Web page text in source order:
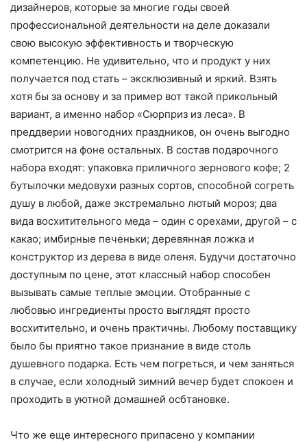
дизайнеров, которые за многие годы своей
профессиональной деятельности на деле доказали
свою высокую эффективность и творческую
компетенцию. Не удивительно, что и продукт у них
получается под стать – эксклюзивный и яркий. Взять
хотя бы за основу и за пример вот такой прикольный
вариант, а именно набор «Сюрприз из леса». В
преддверии новогодних праздников, он очень выгодно
смотрится на фоне остальных. В состав подарочного
набора входят: упаковка приличного зернового кофе; 2
бутылочки медовухи разных сортов, способной согреть
душу в любой, даже экстремально лютый мороз; два
вида восхитительного меда – один с орехами, другой – с
какао; имбирные печеньки; деревянная ложка и
конструктор из дерева в виде оленя. Будучи достаточно
доступным по цене, этот классный набор способен
вызывать самые теплые эмоции. Отобранные с
любовью ингредиенты просто выглядят просто
восхитительно, и очень практичны. Любому поставщику
было бы приятно такое признание в виде столь
душевного подарка. Есть чем погреться, и чем заняться
в случае, если холодный зимний вечер будет спокоен и
проходить в уютной домашней осбтановке.
Что же еще интересного припасено у компании